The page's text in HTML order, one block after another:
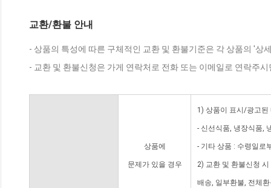
교환/환불 안내
- 상품의 특성에 따른 구체적인 교환 및 환불기준은 각 상품의 '상
- 교환 및 환불신청은 가게 연락처로 전화 또는 이메일로 연락주
상품에
문제가 있을 경우
1) 상품이 표시/광고된
- 신선식품, 냉장식품,
- 기타 상품 : 수령일로
2) 교환 및 환불신청
배송, 일부환불, 전체